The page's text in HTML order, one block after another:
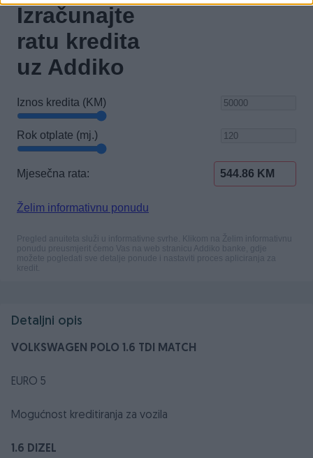
Detaljni opis
VOLKSWAGEN POLO 1.6 TDI MATCH
EURO 5
Mogućnost kreditiranja za vozila
1.6 DIZEL